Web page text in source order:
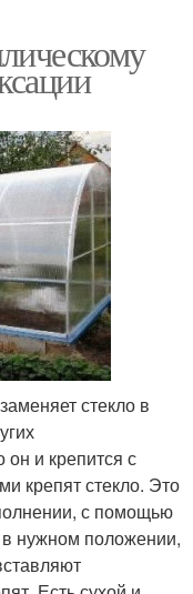
стекло в
и крепится с
крепят стекло. Это
с помощью
нужном положении,